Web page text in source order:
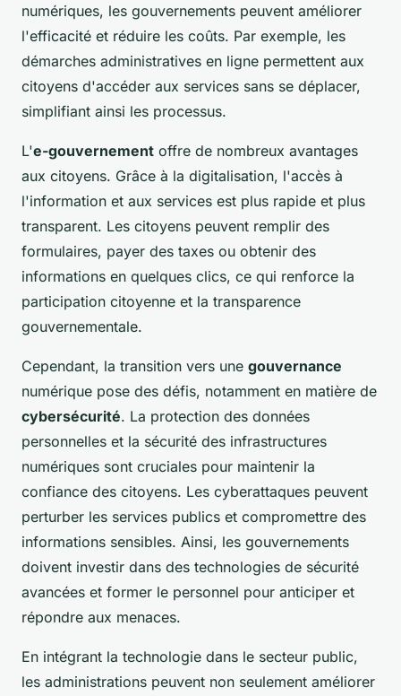
numériques, les gouvernements peuvent améliorer
l'efficacité et réduire les coûts. Par exemple, les
démarches administratives en ligne permettent aux
citoyens d'accéder aux services sans se déplacer,
simplifiant ainsi les processus.
L'e-gouvernement offre de nombreux avantages
aux citoyens. Grâce à la digitalisation, l'accès à
l'information et aux services est plus rapide et plus
transparent. Les citoyens peuvent remplir des
formulaires, payer des taxes ou obtenir des
informations en quelques clics, ce qui renforce la
participation citoyenne et la transparence
gouvernementale.
Cependant, la transition vers une gouvernance
numérique pose des défis, notamment en matière de
cybersécurité. La protection des données
personnelles et la sécurité des infrastructures
numériques sont cruciales pour maintenir la
confiance des citoyens. Les cyberattaques peuvent
perturber les services publics et compromettre des
informations sensibles. Ainsi, les gouvernements
doivent investir dans des technologies de sécurité
avancées et former le personnel pour anticiper et
répondre aux menaces.
En intégrant la technologie dans le secteur public,
les administrations peuvent non seulement améliorer